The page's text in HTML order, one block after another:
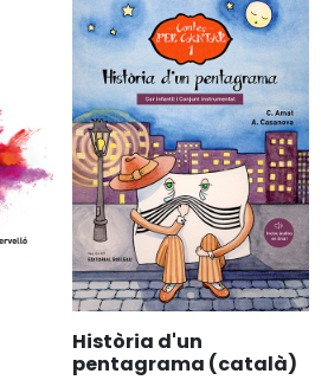
Història d'un
pentagrama (català)